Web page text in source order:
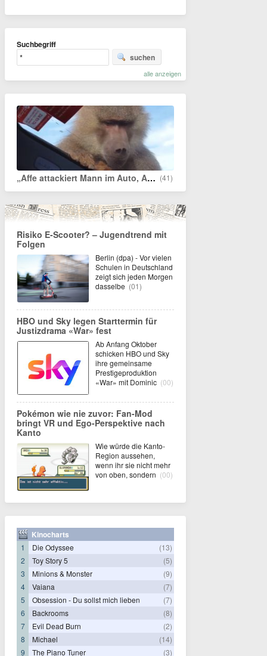
Suchbegriff
suchen
alle anzeigen
„Affe attackiert Mann im Auto, Affen-Attacke auf Mallorca“ (41)
Risiko E-Scooter? – Jugendtrend mit
Folgen
Berlin (dpa) - Vor vielen
Schulen in Deutschland
zeigt sich jeden Morgen
dasselbe (01)
HBO und Sky legen Starttermin für
Justizdrama «War» fest
Ab Anfang Oktober
schicken HBO und Sky
ihre gemeinsame
Prestigeproduktion
«War» mit Dominic (00)
Pokémon wie nie zuvor: Fan-Mod
bringt VR und Ego-Perspektive nach
Kanto
Wie würde die Kanto-
Region aussehen,
wenn ihr sie nicht mehr
von oben, sondern (00)
Kinocharts
1 Die Odyssee
(13)
2
Toy Story 5
(5)
3
Minions & Monster
(9)
4
Vaiana
(7)
5
Obsession - Du sollst mich lieben
(7)
6
Backrooms
(8)
7
Evil Dead Burn
(2)
8
Michael
(14)
9
The Piano Tuner (3)